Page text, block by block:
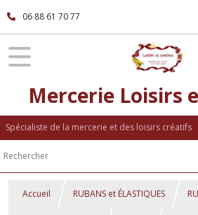
06 88 61 70 77
Mercerie Loisirs
Spécialiste de la mercerie et des loisirs créatifs
Accueil RUBANS et ÉLASTIQUES